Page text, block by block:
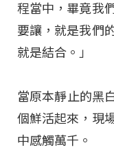
程當中，畢竟我
要讓，就是我們
就是結合。」
當原本靜止的黑
個鮮活起來，現
中感觸萬千。